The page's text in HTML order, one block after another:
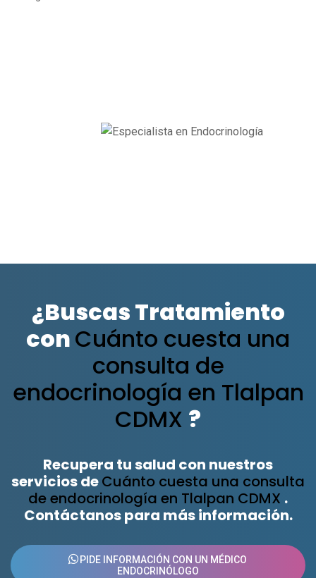
¿Buscas Tratamiento
conCuánto cuesta una
consulta de
endocrinología en Tlalpan
CDMX ?
Recupera tu salud con nuestros
servicios deCuánto cuesta una consulta
de endocrinología en Tlalpan CDMX .
Contáctanos para más información.
PIDE INFORMACIÓN CON UN MÉDICO
ENDOCRINÓLOGO